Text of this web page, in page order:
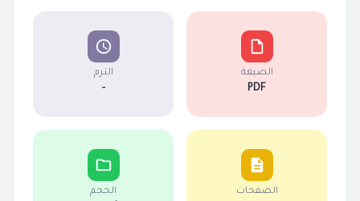
الصيغة
PDF
الترم
-
الصفحات الحجم